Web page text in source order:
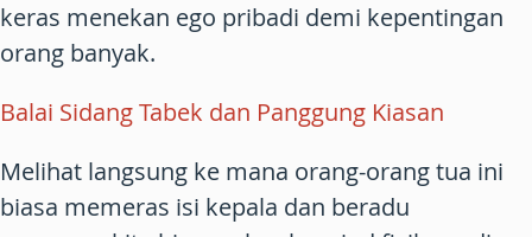
keras menekan ego pribadi demi kepentingan
orang banyak.
Balai Sidang Tabek dan Panggung Kiasan
Melihat langsung ke mana orang-orang tua ini
biasa memeras isi kepala dan beradu